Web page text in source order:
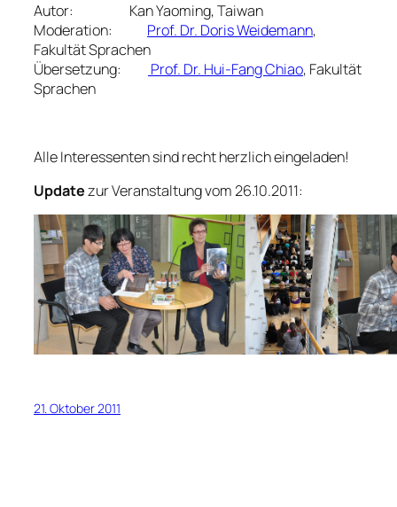
Autor: Kan Yaoming, Taiwan
Moderation: Prof. Dr. Doris Weidemann,
Fakultät Sprachen
Übersetzung:
Prof. Dr. Hui-Fang Chiao, Fakultät
Sprachen
Alle Interessenten sind recht herzlich eingeladen!
Updatezur Veranstaltung vom 26.10.2011:
21. Oktober 2011